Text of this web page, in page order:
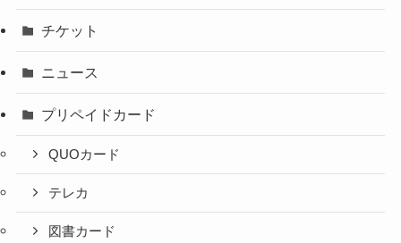
チケット
ニュース
プリペイドカード
QUOカード
テレカ
図書カード